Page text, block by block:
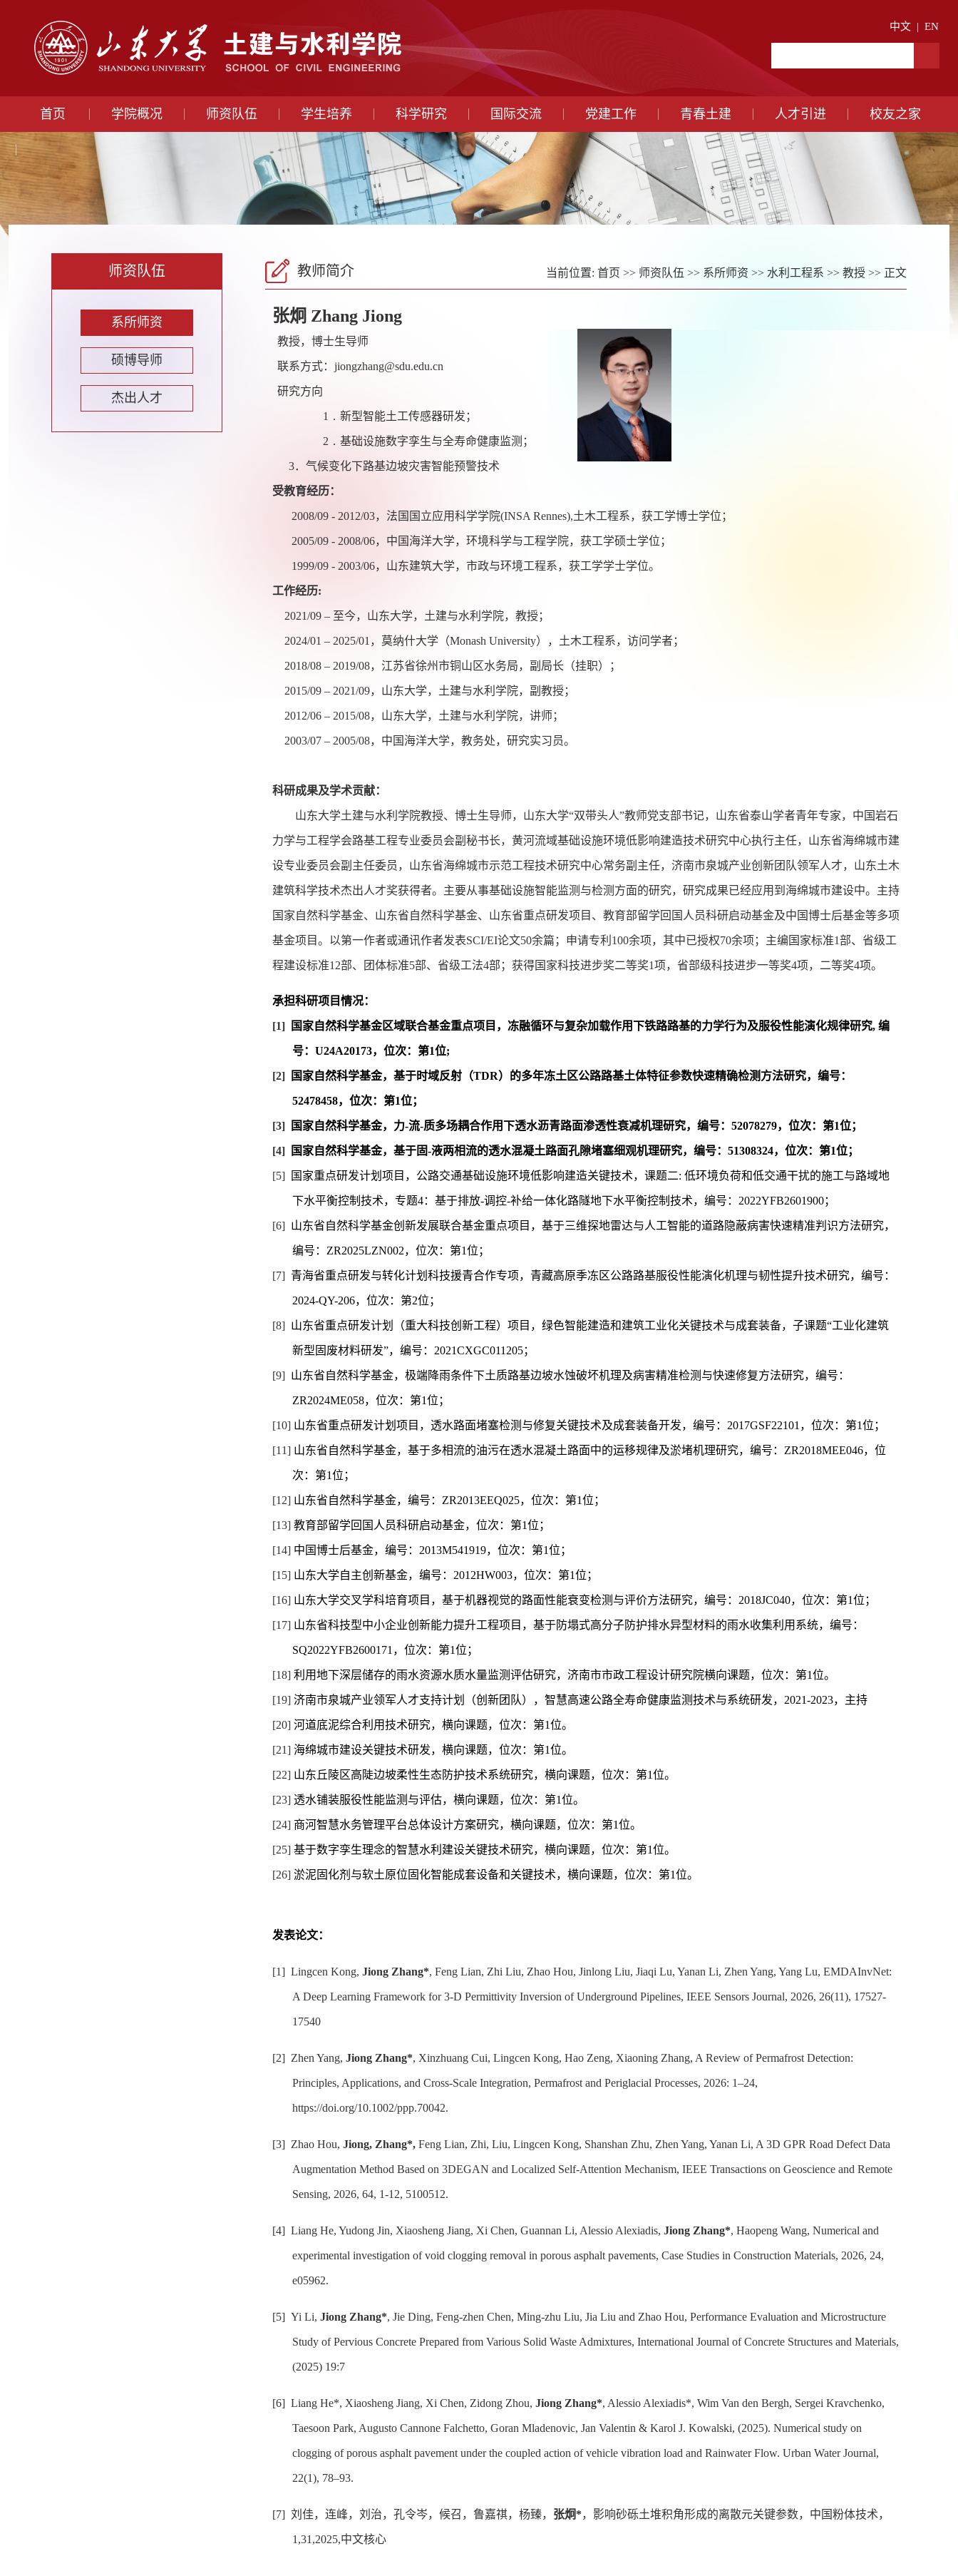
中文 | EN
首页 学院概况 师资队伍 学生培养 科学研究 国际交流 党建工作 青春土建 人才引进 校友之家
师资队伍
系所师资
硕博导师
杰出人才
教师简介 当前位置: 首页 >> 师资队伍 >> 系所师资 >> 水利工程系 >> 教授 >> 正文
张炯 Zhang Jiong
教授，博士生导师
联系方式：jiongzhang@sdu.edu.cn
研究方向
1．新型智能土工传感器研发；
2．基础设施数字孪生与全寿命健康监测；
3．气候变化下路基边坡灾害智能预警技术
受教育经历：
2008/09 - 2012/03，法国国立应用科学学院(INSA Rennes),土木工程系，获工学博士学位；
2005/09 - 2008/06，中国海洋大学，环境科学与工程学院，获工学硕士学位；
1999/09 - 2003/06，山东建筑大学，市政与环境工程系，获工学学士学位。
工作经历:
2021/09– 至今，山东大学，土建与水利学院，教授；
2024/01– 2025/01 ，莫纳什大学（Monash University），土木工程系，访问学者；
2018/08– 2019/08，江苏省徐州市铜山区水务局，副局长（挂职）；
2015/09– 2021/09，山东大学，土建与水利学院，副教授；
2012/06– 2015/08，山东大学，土建与水利学院，讲师；
2003/07– 2005/08，中国海洋大学，教务处，研究实习员。
科研成果及学术贡献：
山东大学土建与水利学院教授、博士生导师，山东大学“双带头人”教师党支部书记，山东省泰山学者青年专家， 中国岩石
力学与工程学会路基工程专业委员会副秘书长， 黄河流域基础设施环境低影响建造技术研究中心执行主任，山东省海绵城市建
设专业委员会副主任委员，山东省海绵城市示范工程技术研究中心常务副主任， 济南市泉城产业创新团队领军人才，山东土木
建筑科学技术杰出人才奖获得者。 主要从事基础设施智能监测与检测方面的研究，研究成果已经应用到海绵城市建设中。主持
国家自然科学基金、山东省自然科学基金、山东省重点研发项目、教育部留学回国人员科研启动基金及中国博士后基金等多项
基金项目。以第一作者或通讯作者发表SCI/EI论文50余篇；申请专利 100余项，其中已授权70余项；主编国家标准1部、省级工
程建设标准12部、团体标准5部、省级工法4部；获得国家科技进步奖二等奖1项，省部级科技进步一等奖4项，二等奖4项。
承担科研项目情况：
[1] 国家自然科学基金区域联合基金重点项目，冻融循环与复杂加载作用下铁路路基的力学行为及服役性能演化规律研究,编
号：U24A20173，位次：第1位;
[2] 国家自然科学基金，基于时域反射（TDR）的多年冻土区公路路基土体特征参数快速精确检测方法研究，编号：
52478458，位次：第1位；
[3] 国家自然科学基金，力-流-质多场耦合作用下透水沥青路面渗透性衰减机理研究，编号：52078279，位次：第1位；
[4] 国家自然科学基金，基于固-液两相流的透水混凝土路面孔隙堵塞细观机理研究，编号：51308324，位次：第1位；
[5] 国家重点研发计划项目， 公路交通基础设施环境低影响建造关键技术，课题二:低环境负荷和低交通干扰的施工与路域地
下水平衡控制技术，专题4：基于排放-调控-补给一体化路隧地下水平衡控制技术，编号： 2022YFB2601900；
[6] 山东省自然科学基金创新发展联合基金重点项目，基于三维探地雷达与人工智能的道路隐蔽病害快速精准判识方法研究，
编号： ZR2025LZN002，位次：第1位；
[7] 青海省重点研发与转化计划科技援青合作专项，青藏高原季冻区公路路基服役性能演化机理与韧性提升技术研究，编号：
2024-QY-206，位次：第2位；
[8] 山东省重点研发计划（重大科技创新工程）项目，绿色智能建造和建筑工业化关键技术与成套装备，子课题“工业化建筑
新型固废材料研发”，编号： 2021CXGC011205；
[9] 山东省自然科学基金，极端降雨条件下土质路基边坡水蚀破坏机理及病害精准检测与快速修复方法研究，编号：
ZR2024ME058，位次：第1位；
[10] 山东省重点研发计划项目，透水路面堵塞检测与修复关键技术及成套装备开发，编号： 2017GSF22101 ，位次：第1位；
[11] 山东省自然科学基金，基于多相流的油污在透水混凝土路面中的运移规律及淤堵机理研究，编号： ZR2018MEE046，位
次：第1位；
[12] 山东省自然科学基金，编号： ZR2013EEQ025，位次：第1位；
[13]教育部留学回国人员科研启动基金，位次：第1位；
[14] 中国博士后基金，编号： 2013M541919，位次：第1位；
[15] 山东大学自主创新基金，编号： 2012HW003，位次：第1位；
[16] 山东大学交叉学科培育项目，基于机器视觉的路面性能衰变检测与评价方法研究，编号： 2018JC040，位次：第1位；
[17] 山东省科技型中小企业创新能力提升工程项目，基于防塌式高分子防护排水异型材料的雨水收集利用系统，编号：
SQ2022YFB2600171 ，位次：第1位；
[18]利用地下深层储存的雨水资源水质水量监测评估研究，济南市市政工程设计研究院横向课题，位次：第1位。
[19]济南市泉城产业领军人才支持计划（创新团队），智慧高速公路全寿命健康监测技术与系统研发， 2021-2023，主持
[20]河道底泥综合利用技术研究，横向课题，位次：第1位。
[21] 海绵城市建设关键技术研发，横向课题，位次：第1位。
[22] 山东丘陵区高陡边坡柔性生态防护技术系统研究，横向课题，位次：第1位。
[23]透水铺装服役性能监测与评估，横向课题，位次：第1位。
[24] 商河智慧水务管理平台总体设计方案研究，横向课题，位次：第1位。
[25]基于数字孪生理念的智慧水利建设关键技术研究，横向课题，位次：第1位。
[26]淤泥固化剂与软土原位固化智能成套设备和关键技术，横向课题，位次：第1位。
发表论文：
[1] Lingcen Kong, Jiong Zhang*, Feng Lian, Zhi Liu, Zhao Hou, Jinlong Liu, Jiaqi Lu, Yanan Li, Zhen Yang, Yang Lu, EMDAInvNet:
A Deep Learning Framework for 3-D Permittivity Inversion of Underground Pipelines, IEEE Sensors Journal, 2026, 26(11), 17527-
17540
[2] Zhen Yang, Jiong Zhang*, Xinzhuang Cui, Lingcen Kong, Hao Zeng, Xiaoning Zhang, A Review of Permafrost Detection:
Principles, Applications, and Cross‐Scale Integration, Permafrost and Periglacial Processes, 2026: 1–24,
https://doi.org/10.1002/ppp.70042.
[3] Zhao Hou, Jiong, Zhang*, Feng Lian, Zhi, Liu, Lingcen Kong, Shanshan Zhu, Zhen Yang, Yanan Li, A 3D GPR Road Defect Data
Augmentation Method Based on 3DEGAN and Localized Self-Attention Mechanism, IEEE Transactions on Geoscience and Remote
Sensing, 2026, 64, 1-12, 5100512.
[4] Liang He, Yudong Jin, Xiaosheng Jiang, Xi Chen, Guannan Li, Alessio Alexiadis, Jiong Zhang*, Haopeng Wang, Numerical and
experimental investigation of void clogging removal in porous asphalt pavements, Case Studies in Construction Materials, 2026, 24,
e05962.
[5] Yi Li, Jiong Zhang*, Jie Ding, Feng‑zhen Chen, Ming‑zhu Liu, Jia Liu and Zhao Hou, Performance Evaluation and Microstructure
Study of Pervious Concrete Prepared from Various Solid Waste Admixtures, International Journal of Concrete Structures and Materials,
(2025) 19:7
[6] Liang He*, Xiaosheng Jiang, Xi Chen, Zidong Zhou, Jiong Zhang*, Alessio Alexiadis*, Wim Van den Bergh, Sergei Kravchenko,
Taesoon Park, Augusto Cannone Falchetto, Goran Mladenovic, Jan Valentin & Karol J. Kowalski, (2025). Numerical study on
clogging of porous asphalt pavement under the coupled action of vehicle vibration load and Rainwater Flow. Urban Water Journal,
22(1), 78–93.
[7] 刘佳，连峰，刘治，孔令岑，候召，鲁嘉祺，杨臻， 张炯*， 影响砂砾土堆积角形成的离散元关键参数，中国粉体技术，
1,31,2025,中文核心